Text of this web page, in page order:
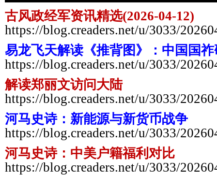
古风政经军资讯精选(2026-04-12)
https://blog.creaders.net/u/3033/
易龙飞天解读《推背图》：中国国
https://blog.creaders.net/u/3033/
解读郑丽文访问大陆
https://blog.creaders.net/u/3033/
河马史诗：新能源与新货币战争
https://blog.creaders.net/u/3033/
河马史诗：中美户籍福利对比
https://blog.creaders.net/u/3033/